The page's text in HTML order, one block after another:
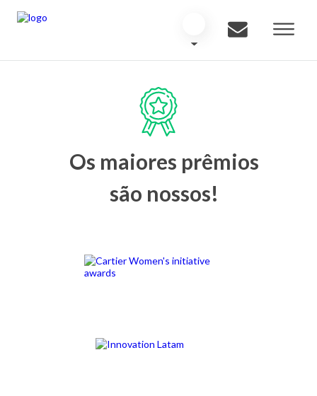
Os maiores prêmios
são nossos!